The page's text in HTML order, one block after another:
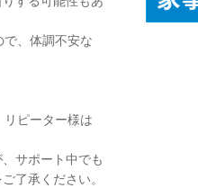
、体調不安な
ピーター様は
サポート中でも
了承ください。